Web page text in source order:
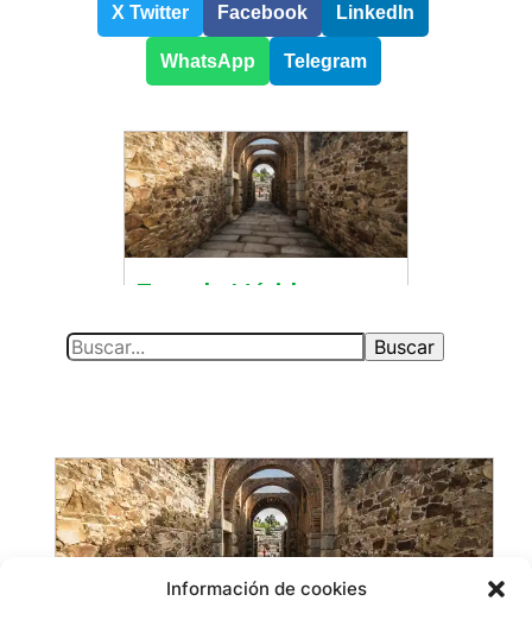
Información de cookies
X Twitter Facebook LinkedIn
WhatsApp Telegram
S
c
h
Buscar